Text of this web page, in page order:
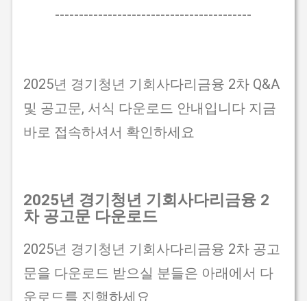
-----------------------------------------
2025년 경기청년 기회사다리금융 2차 Q&A
및 공고문, 서식 다운로드 안내입니다 지금
바로 접속하셔서 확인하세요
2025년 경기청년 기회사다리금융 2
차 공고문 다운로드
2025년 경기청년 기회사다리금융 2차 공고
문을 다운로드 받으실 분들은 아래에서 다
운로드를 진행하세요